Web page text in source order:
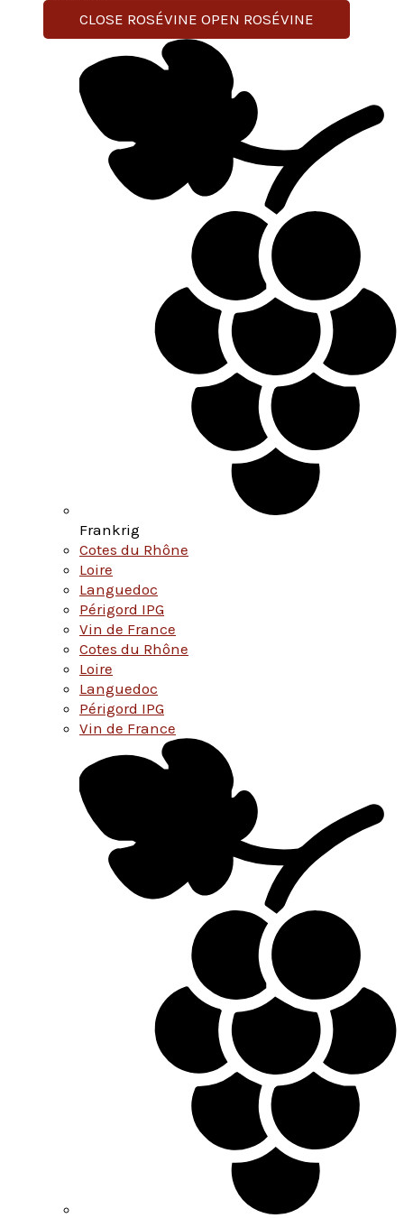
CLOSE ROSÉVINE OPEN ROSÉVINE
Frankrig
Cotes du Rhône
Loire
Languedoc
Périgord IPG
Vin de France
Cotes du Rhône
Loire
Languedoc
Périgord IPG
Vin de France